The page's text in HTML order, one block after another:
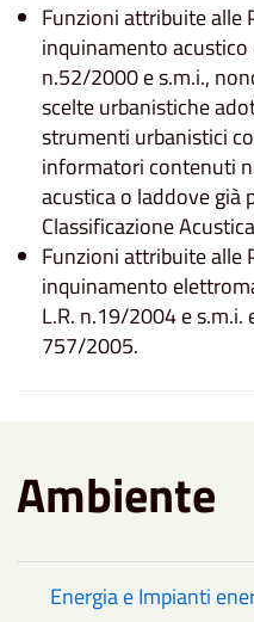
Funzioni attribuite alle
inquinamento acustico
n.52/2000 e s.m.i.,
scelte urbanistiche
strumenti urbanistici
informatori contenuti
acustica o laddove già
Classificazione
Funzioni attribuite alle
inquinamento
L.R. n.19/2004 e s.m.i.
757/2005.
Ambiente
Energia e Impianti